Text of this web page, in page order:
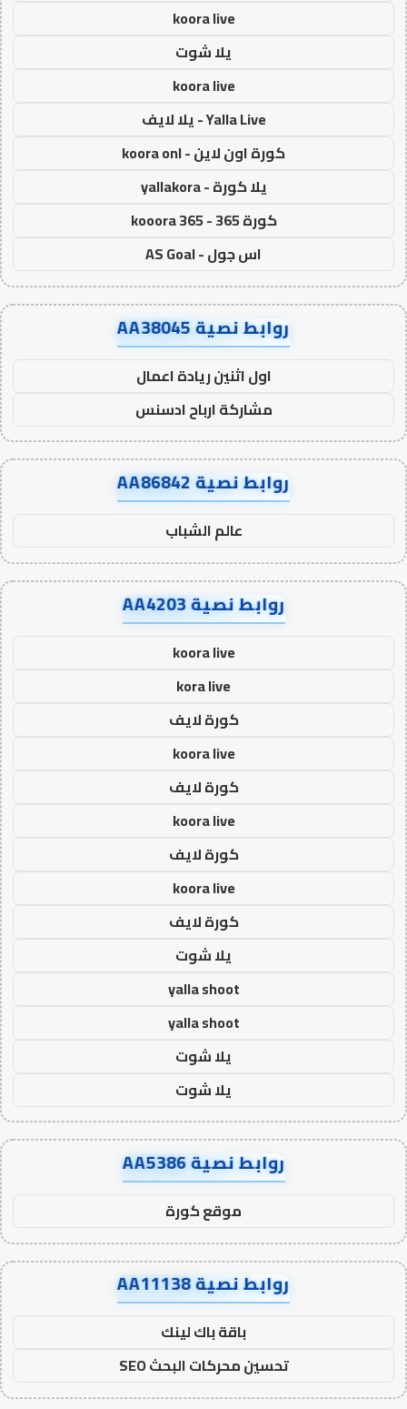
koora live
يلا شوت
koora live
Yalla Live - يلا لايف
كورة اون لاين - koora onl
يلا كورة - yallakora
كورة 365 - kooora 365
اس جول - AS Goal
روابط نصية AA38045
اول اثنين ريادة اعمال
مشاركة ارباح ادسنس
روابط نصية AA86842
عالم الشباب
روابط نصية AA4203
koora live
kora live
كورة لايف
koora live
كورة لايف
koora live
كورة لايف
koora live
كورة لايف
يلا شوت
yalla shoot
yalla shoot
يلا شوت
يلا شوت
روابط نصية AA5386
موقع كورة
روابط نصية AA11138
باقة باك لينك
تحسين محركات البحث SEO